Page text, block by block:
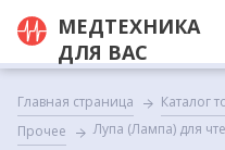
МЕДТЕХНИКА
ДЛЯ ВАС
Главная страница Каталог
Прочее
Лупа (Лампа) для